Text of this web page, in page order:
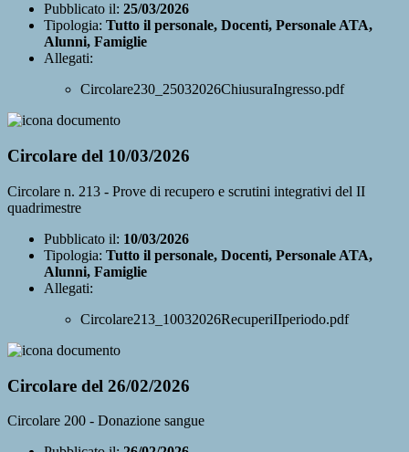
Pubblicato il: 25/03/2026
Tipologia: Tutto il personale, Docenti, Personale ATA,
Alunni, Famiglie
Allegati:
Circolare230_25032026ChiusuraIngresso.pdf
Circolare del 10/03/2026
Circolare n. 213 - Prove di recupero e scrutini integrativi del II
quadrimestre
Pubblicato il: 10/03/2026
Tipologia: Tutto il personale, Docenti, Personale ATA,
Alunni, Famiglie
Allegati:
Circolare213_10032026RecuperiIIperiodo.pdf
Circolare del 26/02/2026
Circolare 200 - Donazione sangue